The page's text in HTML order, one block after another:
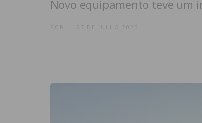
Novo equipamento teve um
27 DE JULHO 2025